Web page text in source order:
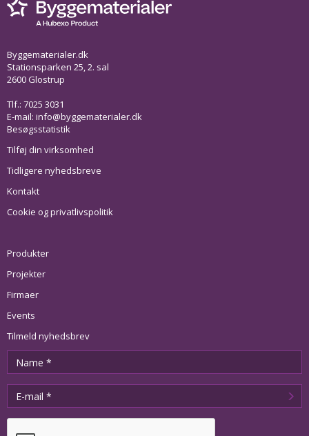
Byggematerialer.dk
Stationsparken 25, 2. sal
2600 Glostrup
Tlf.: 7025 3031
E-mail: info@byggematerialer.dk
Besøgsstatistik
Tilføj din virksomhed
Tidligere nyhedsbreve
Kontakt
Cookie og privatlivspolitik
Produkter
Projekter
Firmaer
Events
Tilmeld nyhedsbrev